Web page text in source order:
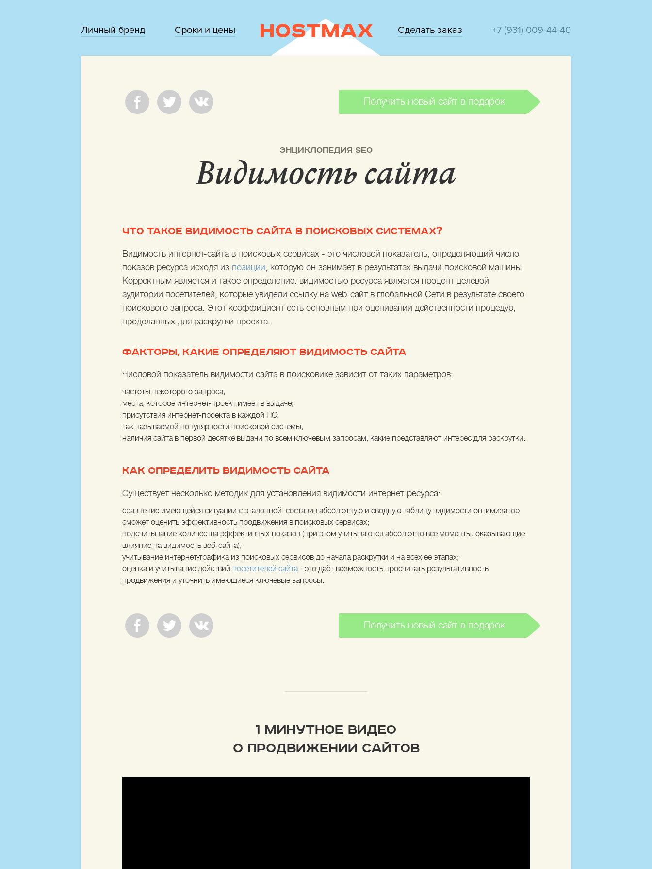
Личный бренд Сроки и цены Сделать заказ +7 (931) 009-44-40
Получить новый сайт в подарок
ЭНЦИКЛОПЕДИЯ SEO
Видимость сайта
ЧТО ТАКОЕ ВИДИМОСТЬ САЙТА В ПОИСКОВЫХ СИСТЕМАХ?
Видимость интернет-сайта в поисковых сервисах - это числовой показатель, определяющий число
показов ресурса исходя из позиции, которую он занимает в результатах выдачи поисковой машины.
Корректным является и такое определение: видимостью ресурса является процент целевой
аудитории посетителей, которые увидели ссылку на web-сайт в глобальной Сети в результате своего
поискового запроса. Этот коэффициент есть основным при оценивании действенности процедур,
проделанных для раскрутки проекта.
ФАКТОРЫ, КАКИЕ ОПРЕДЕЛЯЮТ ВИДИМОСТЬ САЙТА
Числовой показатель видимости сайта в поисковике зависит от таких параметров:
частоты некоторого запроса;
места, которое интернет-проект имеет в выдаче;
присутствия интернет-проекта в каждой ПС;
так называемой популярности поисковой системы;
наличия сайта в первой десятке выдачи по всем ключевым запросам, какие представляют интерес для раскрутки.
КАК ОПРЕДЕЛИТЬ ВИДИМОСТЬ САЙТА
Существует несколько методик для установления видимости интернет-ресурса:
сравнение имеющейся ситуации с эталонной: составив абсолютную и сводную таблицу видимости оптимизатор
сможет оценить эффективность продвижения в поисковых сервисах;
подсчитывание количества эффективных показов (при этом учитываются абсолютно все моменты, оказывающие
влияние на видимость веб-сайта);
учитывание интернет-трафика из поисковых сервисов до начала раскрутки и на всех ее этапах;
оценка и учитывание действий посетителей сайта- это даёт возможность просчитать результативность
продвижения и уточнить имеющиеся ключевые запросы.
Получить новый сайт в подарок
1 МИНУТНОЕ ВИДЕО
О ПРОДВИЖЕНИИ САЙТОВ